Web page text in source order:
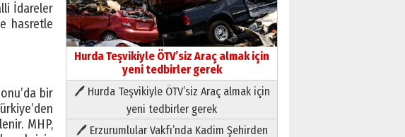
İdareler
hasretle
bir
MHP,
Hurda Teşvikiyle ÖTV’siz Araç almak için
yeni tedbirler gerek
🖊 Hurda Teşvikiyle ÖTV’siz Araç almak için
yeni tedbirler gerek
🖊 Erzurumlular Vakfı’nda Kadim Şehirden
Neşat YALÇIN